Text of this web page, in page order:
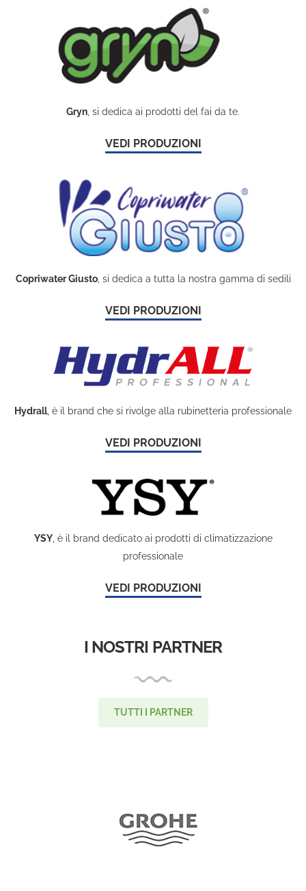
Gryn , si dedica ai prodotti del fai da te.
VEDI PRODUZIONI
Copriwater Giusto, si dedica a tutta la nostra gamma di sedili
VEDI PRODUZIONI
Hydrall, è il brand che si rivolge alla rubinetteria professionale
VEDI PRODUZIONI
YSY, è il brand dedicato ai prodotti di climatizzazione
professionale
VEDI PRODUZIONI
I NOSTRI PARTNER
TUTTI I PARTNER